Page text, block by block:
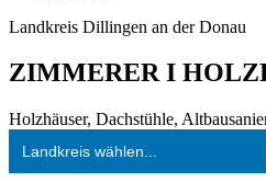
Landkreis Dillingen an der Donau
ZIMMERER I
Holzhäuser, Dachstühle,
Landkreis wählen...